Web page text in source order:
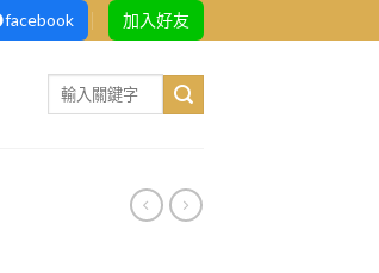
facebook 加入好友
Search
for: